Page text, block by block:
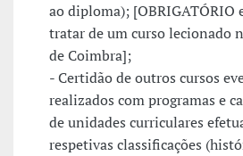
ao diploma); [OBRIGATÓRIO
tratar de um curso lecionado
de Coimbra];
- Certidão de outros cursos
realizados com programas e
de unidades curriculares
respetivas classificações